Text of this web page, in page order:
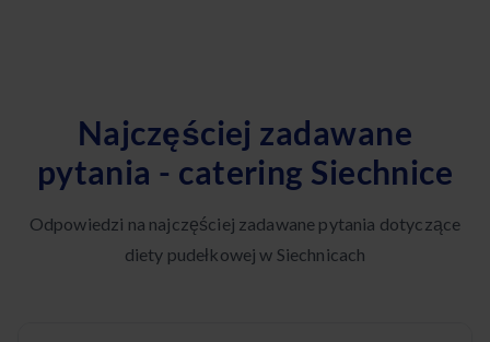
Najczęściej zadawane
pytania - catering Siechnice
Odpowiedzi na najczęściej zadawane pytania dotyczące
diety pudełkowej w Siechnicach